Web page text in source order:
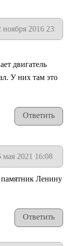
ноября 2016 23:21
двигатель
У них там это
Ответить
мая 2021 16:08
Ленину
Ответить